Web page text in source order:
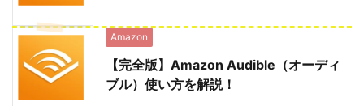
Amazon
【完全版】Amazon Audible（オーディ
ブル）使い方を解説！